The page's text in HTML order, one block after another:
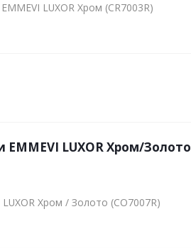
LUXOR Хром (CR7003R)
EMMEVI LUXOR Хром/Золото
LUXOR Хром / Золото (CO7007R)